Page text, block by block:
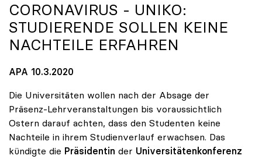
CORONAVIRUS - UNIKO:
STUDIERENDE SOLLEN KEINE
NACHTEILE ERFAHREN
APA 10.3.2020
Die Universitäten wollen nach der Absage der
Präsenz-Lehrveranstaltungen bis voraussichtlich
Ostern darauf achten, dass den Studenten keine
Nachteile in ihrem Studienverlauf erwachsen. Das
kündigte die Präsidentin der Universitätenkonferenz